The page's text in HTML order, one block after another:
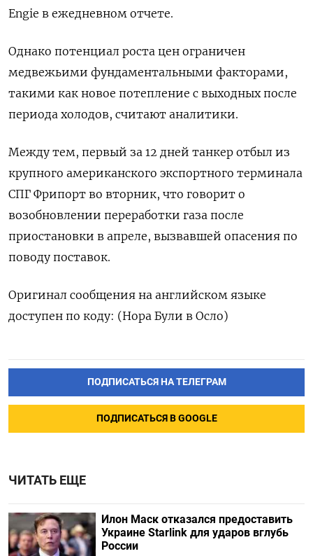
Engie в ежедневном отчете.
Однако потенциал роста цен ограничен
медвежьими фундаментальными факторами,
такими как новое потепление с выходных после
периода холодов, считают аналитики.
Между тем, первый за 12 дней танкер отбыл из
крупного американского экспортного терминала
СПГ Фрипорт во вторник, что говорит о
возобновлении переработки газа после
приостановки в апреле, вызвавшей опасения по
поводу поставок.
Оригинал сообщения на английском языке
доступен по коду: (Нора Були в Осло)
ПОДПИСАТЬСЯ НА ТЕЛЕГРАМ
ПОДПИСАТЬСЯ В GOOGLE
ЧИТАТЬ ЕЩЕ
Илон Маск отказался предоставить
Украине Starlink для ударов вглубь
России